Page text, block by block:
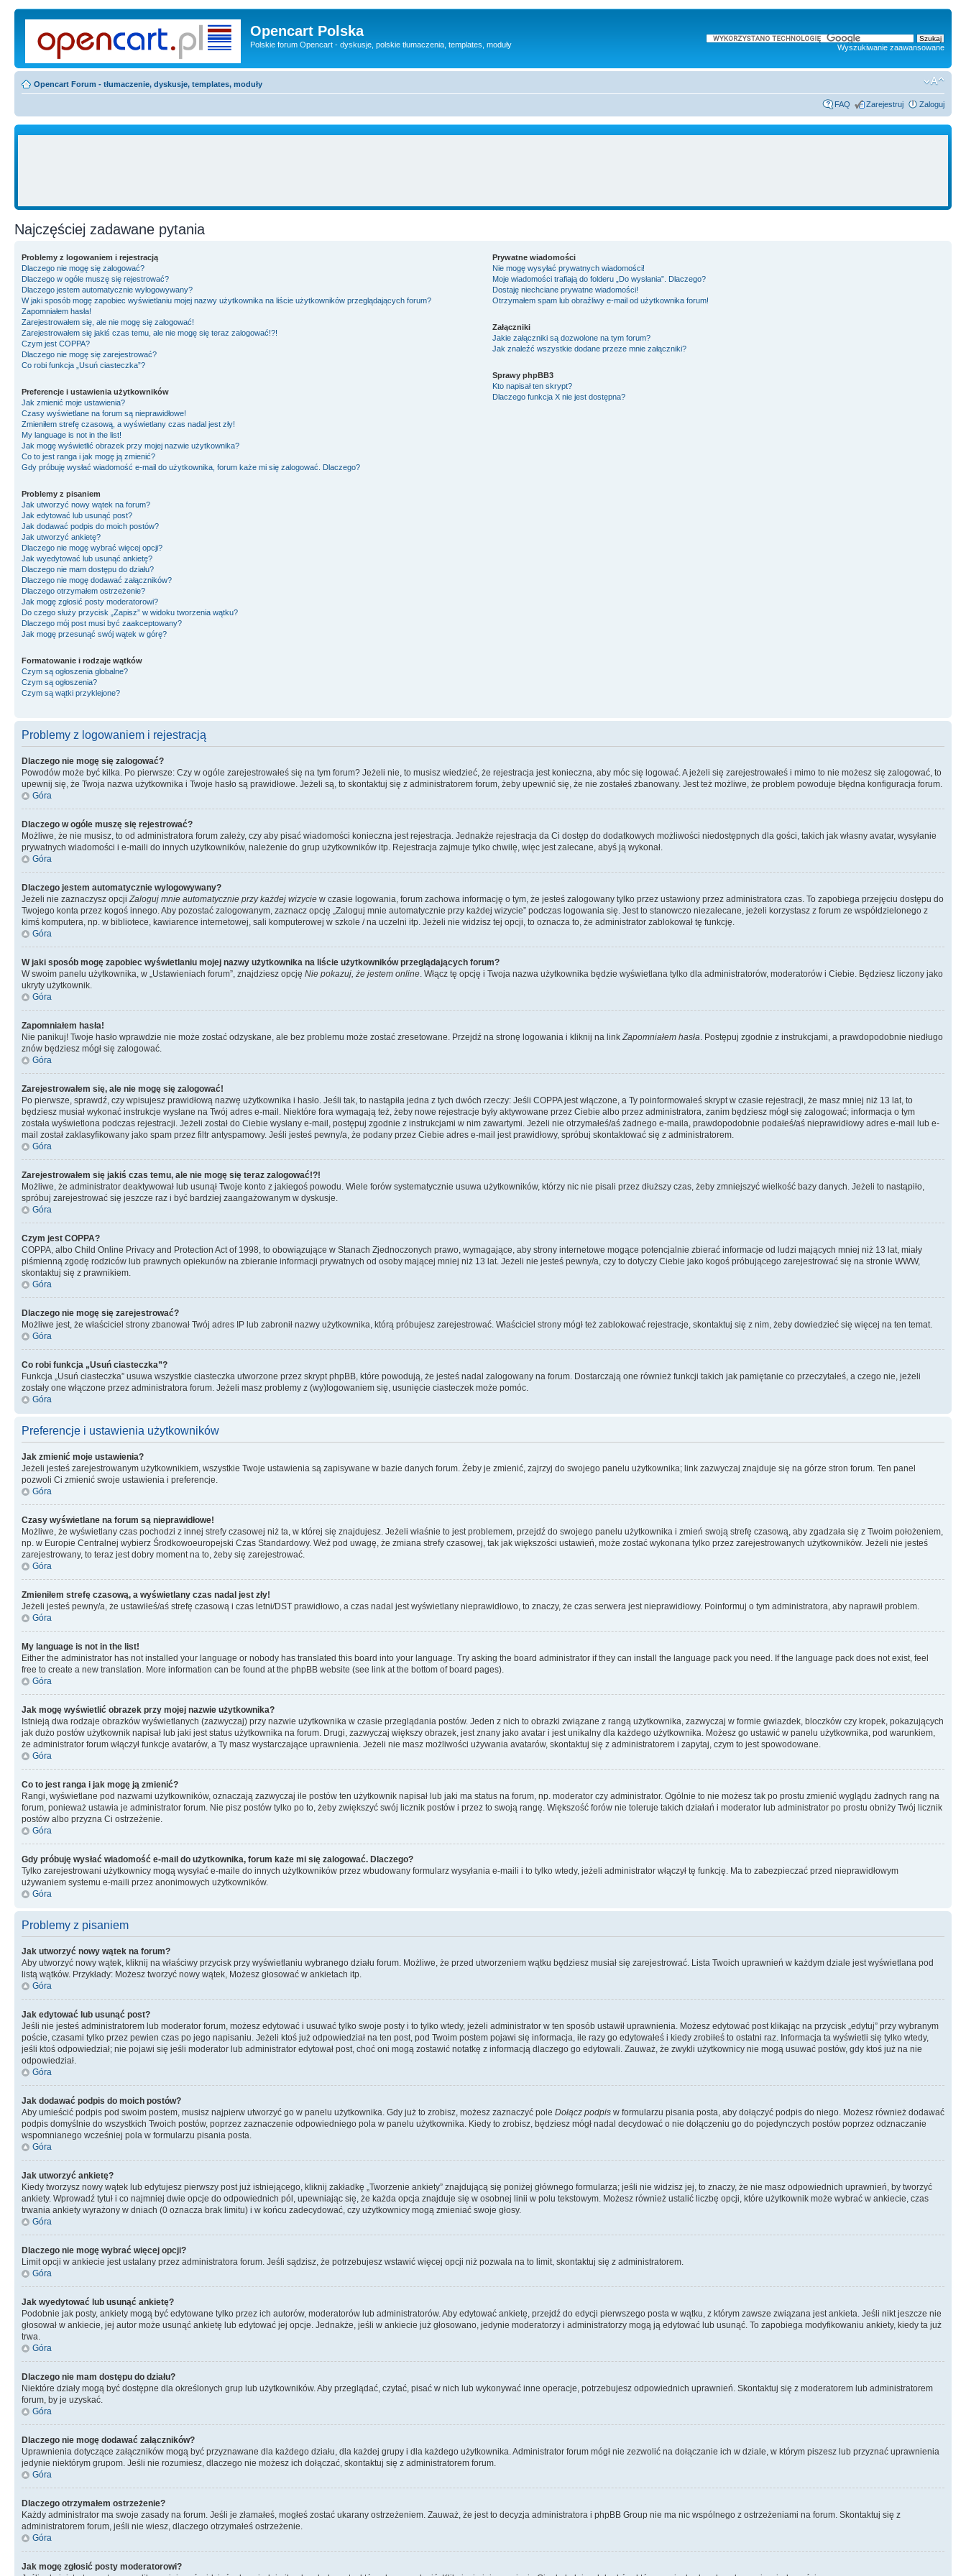
Opencart Polska
Polskie forum Opencart - dyskusje, polskie tłumaczenia, templates, moduły Wyszukiwanie zaawansowane
Opencart Forum - tłumaczenie, dyskusje, templates, moduły
FAQ Zarejestruj Zaloguj
Najczęściej zadawane pytania
Problemy z logowaniem i rejestracją
Dlaczego nie mogę się zalogować?
Dlaczego w ogóle muszę się rejestrować?
Dlaczego jestem automatycznie wylogowywany?
W jaki sposób mogę zapobiec wyświetlaniu mojej nazwy użytkownika na liście użytkowników przeglądających forum?
Zapomniałem hasła!
Zarejestrowałem się, ale nie mogę się zalogować!
Zarejestrowałem się jakiś czas temu, ale nie mogę się teraz zalogować!?!
Czym jest COPPA?
Dlaczego nie mogę się zarejestrować?
Co robi funkcja „Usuń ciasteczka”?
Preferencje i ustawienia użytkowników
Jak zmienić moje ustawienia?
Czasy wyświetlane na forum są nieprawidłowe!
Zmieniłem strefę czasową, a wyświetlany czas nadal jest zły!
My language is not in the list!
Jak mogę wyświetlić obrazek przy mojej nazwie użytkownika?
Co to jest ranga i jak mogę ją zmienić?
Gdy próbuję wysłać wiadomość e-mail do użytkownika, forum każe mi się zalogować. Dlaczego?
Problemy z pisaniem
Jak utworzyć nowy wątek na forum?
Jak edytować lub usunąć post?
Jak dodawać podpis do moich postów?
Jak utworzyć ankietę?
Dlaczego nie mogę wybrać więcej opcji?
Jak wyedytować lub usunąć ankietę?
Dlaczego nie mam dostępu do działu?
Dlaczego nie mogę dodawać załączników?
Dlaczego otrzymałem ostrzeżenie?
Jak mogę zgłosić posty moderatorowi?
Do czego służy przycisk „Zapisz” w widoku tworzenia wątku?
Dlaczego mój post musi być zaakceptowany?
Jak mogę przesunąć swój wątek w górę?
Formatowanie i rodzaje wątków
Czym są ogłoszenia globalne?
Czym są ogłoszenia?
Czym są wątki przyklejone?
Prywatne wiadomości
Nie mogę wysyłać prywatnych wiadomości!
Moje wiadomości trafiają do folderu „Do wysłania”. Dlaczego?
Dostaję niechciane prywatne wiadomości!
Otrzymałem spam lub obraźliwy e-mail od użytkownika forum!
Załączniki
Jakie załączniki są dozwolone na tym forum?
Jak znaleźć wszystkie dodane przeze mnie załączniki?
Sprawy phpBB3
Kto napisał ten skrypt?
Dlaczego funkcja X nie jest dostępna?
Problemy z logowaniem i rejestracją
Dlaczego nie mogę się zalogować?
Powodów może być kilka. Po pierwsze: Czy w ogóle zarejestrowałeś się na tym forum? Jeżeli nie, to musisz wiedzieć, że rejestracja jest konieczna, aby móc się logować. A jeżeli się zarejestrowałeś i mimo to nie możesz się zalogować, to
upewnij się, że Twoja nazwa użytkownika i Twoje hasło są prawidłowe. Jeżeli są, to skontaktuj się z administratorem forum, żeby upewnić się, że nie zostałeś zbanowany. Jest też możliwe, że problem powoduje błędna konfiguracja forum.
Góra
Dlaczego w ogóle muszę się rejestrować?
Możliwe, że nie musisz, to od administratora forum zależy, czy aby pisać wiadomości konieczna jest rejestracja. Jednakże rejestracja da Ci dostęp do dodatkowych możliwości niedostępnych dla gości, takich jak własny avatar, wysyłanie
prywatnych wiadomości i e-maili do innych użytkowników, należenie do grup użytkowników itp. Rejestracja zajmuje tylko chwilę, więc jest zalecane, abyś ją wykonał.
Góra
Dlaczego jestem automatycznie wylogowywany?
Jeżeli nie zaznaczysz opcjiZaloguj mnie automatycznie przy każdej wizycie w czasie logowania, forum zachowa informację o tym, że jesteś zalogowany tylko przez ustawiony przez administratora czas. To zapobiega przejęciu dostępu do
Twojego konta przez kogoś innego. Aby pozostać zalogowanym, zaznacz opcję „Zaloguj mnie automatycznie przy każdej wizycie” podczas logowania się. Jest to stanowczo niezalecane, jeżeli korzystasz z forum ze współdzielonego z
kimś komputera, np. w bibliotece, kawiarence internetowej, sali komputerowej w szkole / na uczelni itp. Jeżeli nie widzisz tej opcji, to oznacza to, że administrator zablokował tę funkcję.
Góra
W jaki sposób mogę zapobiec wyświetlaniu mojej nazwy użytkownika na liście użytkowników przeglądających forum?
W swoim panelu użytkownika, w „Ustawieniach forum”, znajdziesz opcję Nie pokazuj, że jestem online. Włącz tę opcję i Twoja nazwa użytkownika będzie wyświetlana tylko dla administratorów, moderatorów i Ciebie. Będziesz liczony jako
ukryty użytkownik.
Góra
Zapomniałem hasła!
Nie panikuj! Twoje hasło wprawdzie nie może zostać odzyskane, ale bez problemu może zostać zresetowane. Przejdź na stronę logowania i kliknij na linkZapomniałem hasła. Postępuj zgodnie z instrukcjami, a prawdopodobnie niedługo
znów będziesz mógł się zalogować.
Góra
Zarejestrowałem się, ale nie mogę się zalogować!
Po pierwsze, sprawdź, czy wpisujesz prawidłową nazwę użytkownika i hasło. Jeśli tak, to nastąpiła jedna z tych dwóch rzeczy: Jeśli COPPA jest włączone, a Ty poinformowałeś skrypt w czasie rejestracji, że masz mniej niż 13 lat, to
będziesz musiał wykonać instrukcje wysłane na Twój adres e-mail. Niektóre fora wymagają też, żeby nowe rejestracje były aktywowane przez Ciebie albo przez administratora, zanim będziesz mógł się zalogować; informacja o tym
została wyświetlona podczas rejestracji. Jeżeli został do Ciebie wysłany e-mail, postępuj zgodnie z instrukcjami w nim zawartymi. Jeżeli nie otrzymałeś/aś żadnego e-maila, prawdopodobnie podałeś/aś nieprawidłowy adres e-mail lub e-
mail został zaklasyfikowany jako spam przez filtr antyspamowy. Jeśli jesteś pewny/a, że podany przez Ciebie adres e-mail jest prawidłowy, spróbuj skontaktować się z administratorem.
Góra
Zarejestrowałem się jakiś czas temu, ale nie mogę się teraz zalogować!?!
Możliwe, że administrator deaktywował lub usunął Twoje konto z jakiegoś powodu. Wiele forów systematycznie usuwa użytkowników, którzy nic nie pisali przez dłuższy czas, żeby zmniejszyć wielkość bazy danych. Jeżeli to nastąpiło,
spróbuj zarejestrować się jeszcze raz i być bardziej zaangażowanym w dyskusje.
Góra
Czym jest COPPA?
COPPA, albo Child Online Privacy and Protection Act of 1998, to obowiązujące w Stanach Zjednoczonych prawo, wymagające, aby strony internetowe mogące potencjalnie zbierać informacje od ludzi mających mniej niż 13 lat, miały
piśmienną zgodę rodziców lub prawnych opiekunów na zbieranie informacji prywatnych od osoby mającej mniej niż 13 lat. Jeżeli nie jesteś pewny/a, czy to dotyczy Ciebie jako kogoś próbującego zarejestrować się na stronie WWW,
skontaktuj się z prawnikiem.
Góra
Dlaczego nie mogę się zarejestrować?
Możliwe jest, że właściciel strony zbanował Twój adres IP lub zabronił nazwy użytkownika, którą próbujesz zarejestrować. Właściciel strony mógł też zablokować rejestracje, skontaktuj się z nim, żeby dowiedzieć się więcej na ten temat.
Góra
Co robi funkcja „Usuń ciasteczka”?
Funkcja „Usuń ciasteczka” usuwa wszystkie ciasteczka utworzone przez skrypt phpBB, które powodują, że jesteś nadal zalogowany na forum. Dostarczają one również funkcji takich jak pamiętanie co przeczytałeś, a czego nie, jeżeli
zostały one włączone przez administratora forum. Jeżeli masz problemy z (wy)logowaniem się, usunięcie ciasteczek może pomóc.
Góra
Preferencje i ustawienia użytkowników
Jak zmienić moje ustawienia?
Jeżeli jesteś zarejestrowanym użytkownikiem, wszystkie Twoje ustawienia są zapisywane w bazie danych forum. Żeby je zmienić, zajrzyj do swojego panelu użytkownika; link zazwyczaj znajduje się na górze stron forum. Ten panel
pozwoli Ci zmienić swoje ustawienia i preferencje.
Góra
Czasy wyświetlane na forum są nieprawidłowe!
Możliwe, że wyświetlany czas pochodzi z innej strefy czasowej niż ta, w której się znajdujesz. Jeżeli właśnie to jest problemem, przejdź do swojego panelu użytkownika i zmień swoją strefę czasową, aby zgadzała się z Twoim położeniem,
np. w Europie Centralnej wybierz Środkowoeuropejski Czas Standardowy. Weź pod uwagę, że zmiana strefy czasowej, tak jak większości ustawień, może zostać wykonana tylko przez zarejestrowanych użytkowników. Jeżeli nie jesteś
zarejestrowany, to teraz jest dobry moment na to, żeby się zarejestrować.
Góra
Zmieniłem strefę czasową, a wyświetlany czas nadal jest zły!
Jeżeli jesteś pewny/a, że ustawiłeś/aś strefę czasową i czas letni/DST prawidłowo, a czas nadal jest wyświetlany nieprawidłowo, to znaczy, że czas serwera jest nieprawidłowy. Poinformuj o tym administratora, aby naprawił problem.
Góra
My language is not in the list!
Either the administrator has not installed your language or nobody has translated this board into your language. Try asking the board administrator if they can install the language pack you need. If the language pack does not exist, feel
free to create a new translation. More information can be found at the phpBB website (see link at the bottom of board pages).
Góra
Jak mogę wyświetlić obrazek przy mojej nazwie użytkownika?
Istnieją dwa rodzaje obrazków wyświetlanych (zazwyczaj) przy nazwie użytkownika w czasie przeglądania postów. Jeden z nich to obrazki związane z rangą użytkownika, zazwyczaj w formie gwiazdek, bloczków czy kropek, pokazujących
jak dużo postów użytkownik napisał lub jaki jest status użytkownika na forum. Drugi, zazwyczaj większy obrazek, jest znany jako avatar i jest unikalny dla każdego użytkownika. Możesz go ustawić w panelu użytkownika, pod warunkiem,
że administrator forum włączył funkcje avatarów, a Ty masz wystarczające uprawnienia. Jeżeli nie masz możliwości używania avatarów, skontaktuj się z administratorem i zapytaj, czym to jest spowodowane.
Góra
Co to jest ranga i jak mogę ją zmienić?
Rangi, wyświetlane pod nazwami użytkowników, oznaczają zazwyczaj ile postów ten użytkownik napisał lub jaki ma status na forum, np. moderator czy administrator. Ogólnie to nie możesz tak po prostu zmienić wyglądu żadnych rang na
forum, ponieważ ustawia je administrator forum. Nie pisz postów tylko po to, żeby zwiększyć swój licznik postów i przez to swoją rangę. Większość forów nie toleruje takich działań i moderator lub administrator po prostu obniży Twój licznik
postów albo przyzna Ci ostrzeżenie.
Góra
Gdy próbuję wysłać wiadomość e-mail do użytkownika, forum każe mi się zalogować. Dlaczego?
Tylko zarejestrowani użytkownicy mogą wysyłać e-maile do innych użytkowników przez wbudowany formularz wysyłania e-maili i to tylko wtedy, jeżeli administrator włączył tę funkcję. Ma to zabezpieczać przed nieprawidłowym
używaniem systemu e-maili przez anonimowych użytkowników.
Góra
Problemy z pisaniem
Jak utworzyć nowy wątek na forum?
Aby utworzyć nowy wątek, kliknij na właściwy przycisk przy wyświetlaniu wybranego działu forum. Możliwe, że przed utworzeniem wątku będziesz musiał się zarejestrować. Lista Twoich uprawnień w każdym dziale jest wyświetlana pod
listą wątków. Przykłady: Możesz tworzyć nowy wątek, Możesz głosować w ankietach itp.
Góra
Jak edytować lub usunąć post?
Jeśli nie jesteś administratorem lub moderator forum, możesz edytować i usuwać tylko swoje posty i to tylko wtedy, jeżeli administrator w ten sposób ustawił uprawnienia. Możesz edytować post klikając na przycisk „edytuj” przy wybranym
poście, czasami tylko przez pewien czas po jego napisaniu. Jeżeli ktoś już odpowiedział na ten post, pod Twoim postem pojawi się informacja, ile razy go edytowałeś i kiedy zrobiłeś to ostatni raz. Informacja ta wyświetli się tylko wtedy,
jeśli ktoś odpowiedział; nie pojawi się jeśli moderator lub administrator edytował post, choć oni mogą zostawić notatkę z informacją dlaczego go edytowali. Zauważ, że zwykli użytkownicy nie mogą usuwać postów, gdy ktoś już na nie
odpowiedział.
Góra
Jak dodawać podpis do moich postów?
Aby umieścić podpis pod swoim postem, musisz najpierw utworzyć go w panelu użytkownika. Gdy już to zrobisz, możesz zaznaczyć pole Dołącz podpis w formularzu pisania posta, aby dołączyć podpis do niego. Możesz również dodawać
podpis domyślnie do wszystkich Twoich postów, poprzez zaznaczenie odpowiedniego pola w panelu użytkownika. Kiedy to zrobisz, będziesz mógł nadal decydować o nie dołączeniu go do pojedynczych postów poprzez odznaczanie
wspomnianego wcześniej pola w formularzu pisania posta.
Góra
Jak utworzyć ankietę?
Kiedy tworzysz nowy wątek lub edytujesz pierwszy post już istniejącego, kliknij zakładkę „Tworzenie ankiety” znajdującą się poniżej głównego formularza; jeśli nie widzisz jej, to znaczy, że nie masz odpowiednich uprawnień, by tworzyć
ankiety. Wprowadź tytuł i co najmniej dwie opcje do odpowiednich pól, upewniając się, że każda opcja znajduje się w osobnej linii w polu tekstowym. Możesz również ustalić liczbę opcji, które użytkownik może wybrać w ankiecie, czas
trwania ankiety wyrażony w dniach (0 oznacza brak limitu) i w końcu zadecydować, czy użytkownicy mogą zmieniać swoje głosy.
Góra
Dlaczego nie mogę wybrać więcej opcji?
Limit opcji w ankiecie jest ustalany przez administratora forum. Jeśli sądzisz, że potrzebujesz wstawić więcej opcji niż pozwala na to limit, skontaktuj się z administratorem.
Góra
Jak wyedytować lub usunąć ankietę?
Podobnie jak posty, ankiety mogą być edytowane tylko przez ich autorów, moderatorów lub administratorów. Aby edytować ankietę, przejdź do edycji pierwszego posta w wątku, z którym zawsze związana jest ankieta. Jeśli nikt jeszcze nie
głosował w ankiecie, jej autor może usunąć ankietę lub edytować jej opcje. Jednakże, jeśli w ankiecie już głosowano, jedynie moderatorzy i administratorzy mogą ją edytować lub usunąć. To zapobiega modyfikowaniu ankiety, kiedy ta już
trwa.
Góra
Dlaczego nie mam dostępu do działu?
Niektóre działy mogą być dostępne dla określonych grup lub użytkowników. Aby przeglądać, czytać, pisać w nich lub wykonywać inne operacje, potrzebujesz odpowiednich uprawnień. Skontaktuj się z moderatorem lub administratorem
forum, by je uzyskać.
Góra
Dlaczego nie mogę dodawać załączników?
Uprawnienia dotyczące załączników mogą być przyznawane dla każdego działu, dla każdej grupy i dla każdego użytkownika. Administrator forum mógł nie zezwolić na dołączanie ich w dziale, w którym piszesz lub przyznać uprawnienia
jedynie niektórym grupom. Jeśli nie rozumiesz, dlaczego nie możesz ich dołączać, skontaktuj się z administratorem forum.
Góra
Dlaczego otrzymałem ostrzeżenie?
Każdy administrator ma swoje zasady na forum. Jeśli je złamałeś, mogłeś zostać ukarany ostrzeżeniem. Zauważ, że jest to decyzja administratora i phpBB Group nie ma nic wspólnego z ostrzeżeniami na forum. Skontaktuj się z
administratorem forum, jeśli nie wiesz, dlaczego otrzymałeś ostrzeżenie.
Góra
Jak mogę zgłosić posty moderatorowi?